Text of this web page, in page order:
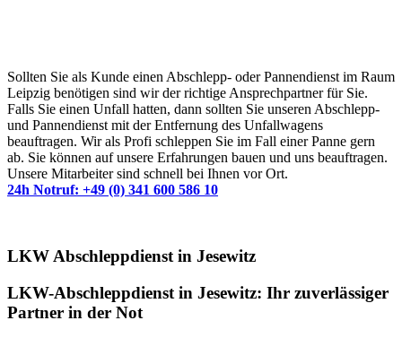
Sollten Sie als Kunde einen Abschlepp- oder Pannendienst im Raum
Leipzig benötigen sind wir der richtige Ansprechpartner für Sie.
Falls Sie einen Unfall hatten, dann sollten Sie unseren Abschlepp-
und Pannendienst mit der Entfernung des Unfallwagens
beauftragen. Wir als Profi schleppen Sie im Fall einer Panne gern
ab. Sie können auf unsere Erfahrungen bauen und uns beauftragen.
Unsere Mitarbeiter sind schnell bei Ihnen vor Ort.
24h Notruf: +49 (0) 341 600 586 10
LKW Abschleppdienst in Jesewitz
LKW-Abschleppdienst in Jesewitz: Ihr zuverlässiger
Partner in der Not